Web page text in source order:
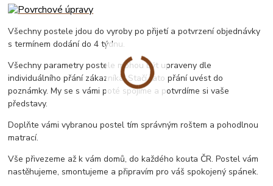
Všechny postele jdou do vyroby po přijetí a potvrzení objednávky
s termínem dodání do 4 týdnu.
Všechny parametry postele mohou být upraveny dle
individuálního přání zákazníka. Stačí tato přání uvést do
poznámky. My se s vámi poté spojíme a potvrdíme si vaše
představy.
Doplňte vámi vybranou postel tím správným roštem a pohodlnou
matrací.
Vše přivezeme až k vám domů, do každého kouta ČR. Postel vám
nastěhujeme, smontujeme a připravím pro váš spokojený spánek.